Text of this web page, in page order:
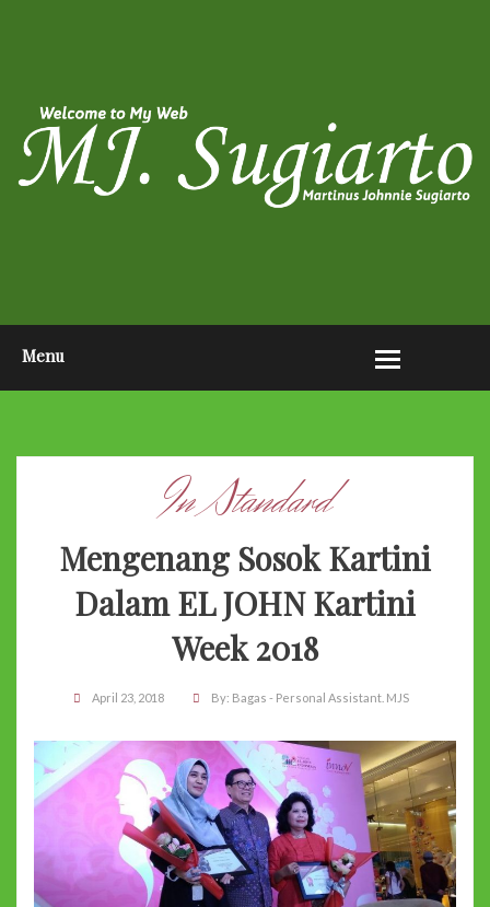
Menu
PHOTO POST
VIDEO POST
In Standard
Mengenang Sosok Kartini
Dalam EL JOHN Kartini
Week 2018
April 23, 2018 By: Bagas - Personal Assistant. MJS